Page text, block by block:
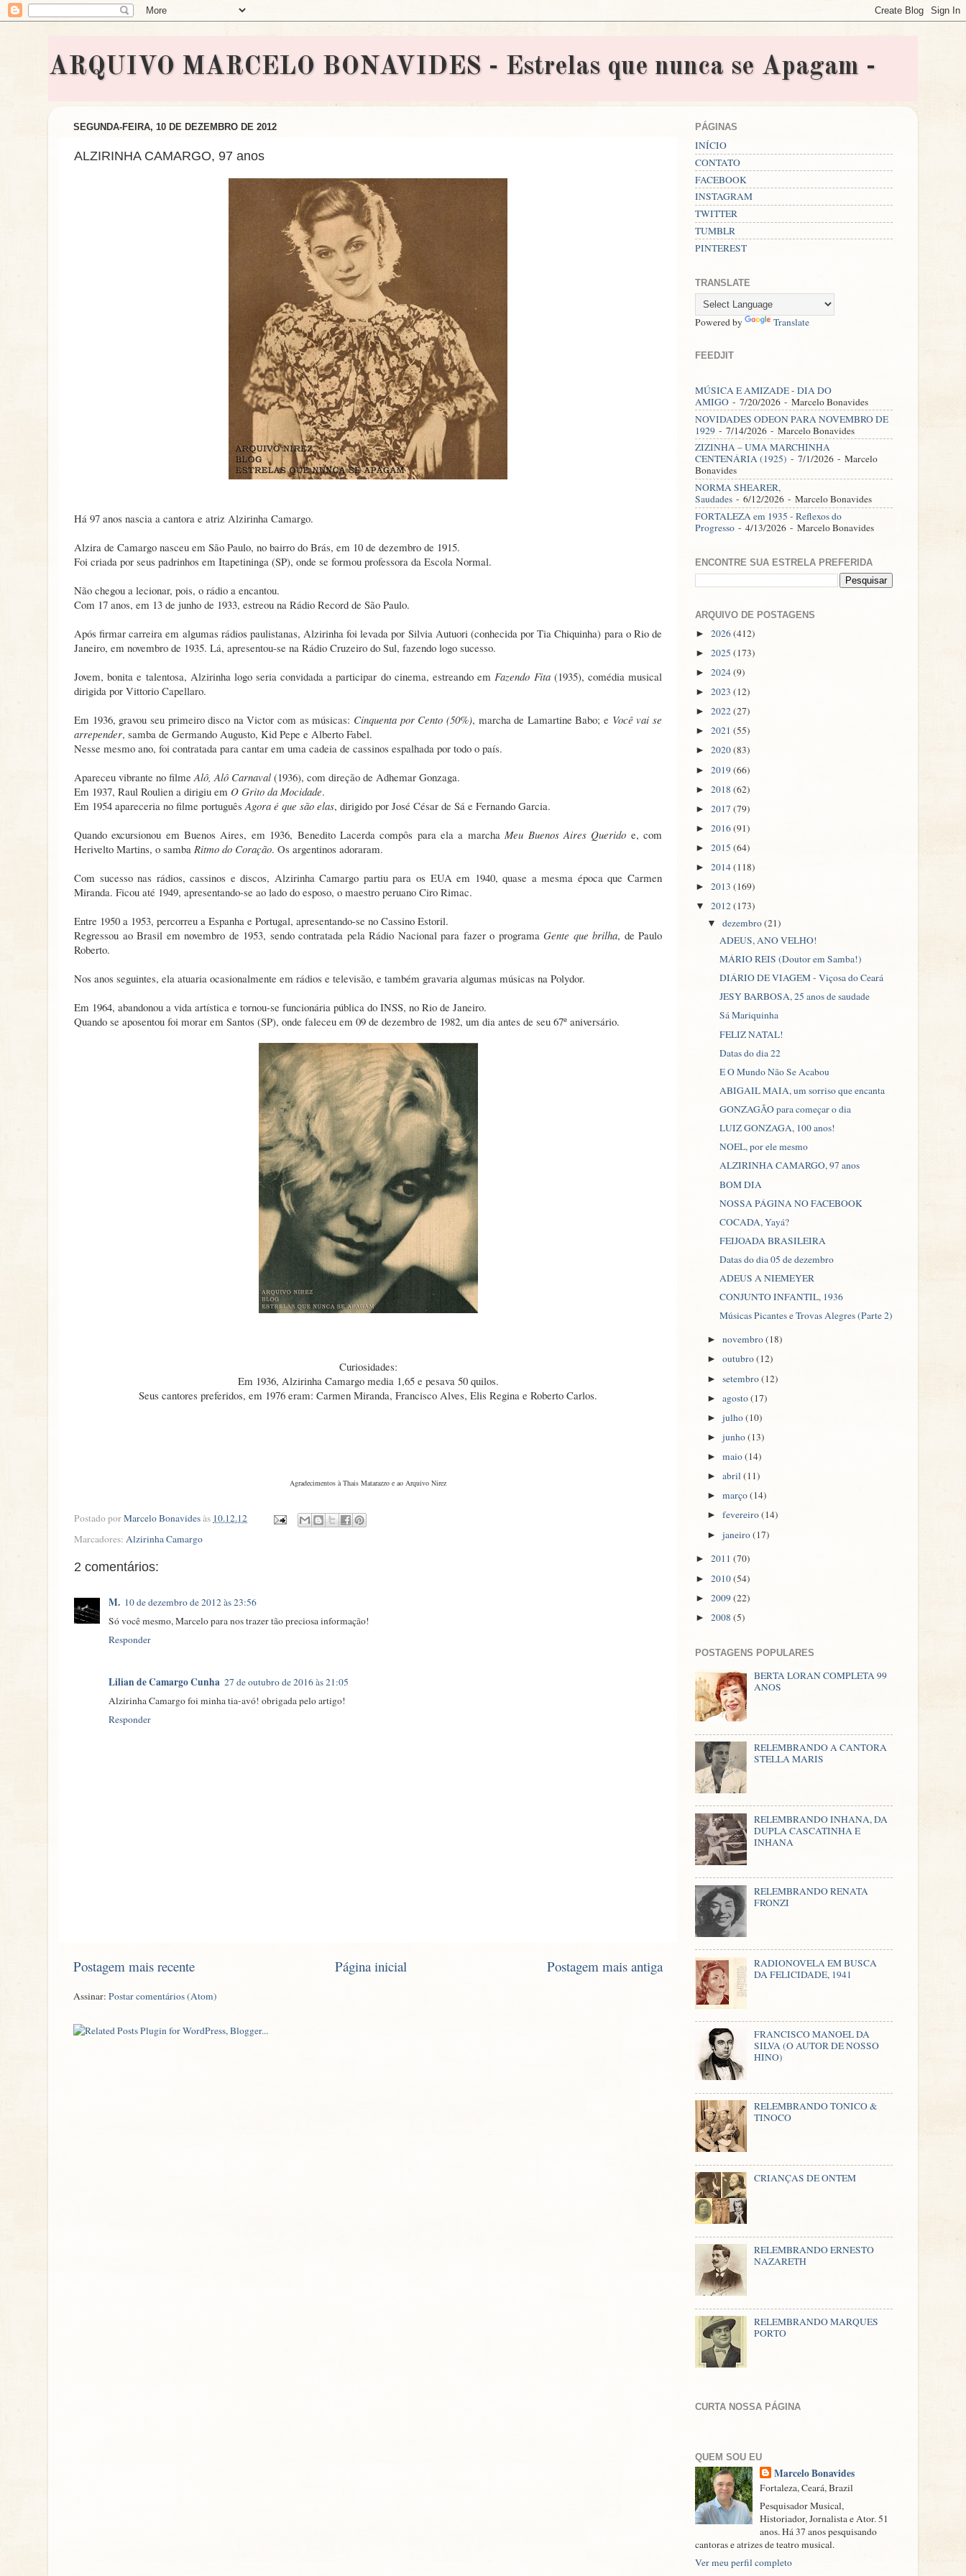
ARQUIVO MARCELO BONAVIDES - Estrelas que nunca se Apagam -
SEGUNDA-FEIRA, 10 DE DEZEMBRO DE 2012
ALZIRINHA CAMARGO, 97 anos
Há 97 anos nascia a cantora e atriz Alzirinha Camargo.
Alzira de Camargo nasceu em São Paulo, no bairro do Brás, em 10 de dezembro de 1915.
Foi criada por seus padrinhos em Itapetininga (SP), onde se formou professora da Escola Normal.
Não chegou a lecionar, pois, o rádio a encantou.
Com 17 anos, em 13 de junho de 1933, estreou na Rádio Record de São Paulo.
Após firmar carreira em algumas rádios paulistanas, Alzirinha foi levada por Silvia Autuori (conhecida por Tia Chiquinha) para o Rio de
Janeiro, em novembro de 1935. Lá, apresentou-se na Rádio Cruzeiro do Sul, fazendo logo sucesso.
Jovem, bonita e talentosa, Alzirinha logo seria convidada a participar do cinema, estreando emFazendo Fita (1935), comédia musical
dirigida por Vittorio Capellaro.
Em 1936, gravou seu primeiro disco na Victor com as músicas: Cinquenta por Cento (50%), marcha de Lamartine Babo; e Você vai se
arrepender, samba de Germando Augusto, Kid Pepe e Alberto Fabel.
Nesse mesmo ano, foi contratada para cantar em uma cadeia de cassinos espalhada por todo o país.
Apareceu vibrante no filmeAlô, Alô Carnaval (1936), com direção de Adhemar Gonzaga.
Em 1937, Raul Roulien a dirigiu em O Grito da Mocidade.
Em 1954 apareceria no filme portuguêsAgora é que são elas, dirigido por José César de Sá e Fernando Garcia.
Quando excursionou em Buenos Aires, em 1936, Benedito Lacerda compôs para ela a marchaMeu Buenos Aires Querido e, com
Herivelto Martins, o samba Ritmo do Coração. Os argentinos adoraram.
Com sucesso nas rádios, cassinos e discos, Alzirinha Camargo partiu para os EUA em 1940, quase a mesma época que Carmen
Miranda. Ficou até 1949, apresentando-se ao lado do esposo, o maestro peruano Ciro Rimac.
Entre 1950 a 1953, percorreu a Espanha e Portugal, apresentando-se no Cassino Estoril.
Regressou ao Brasil em novembro de 1953, sendo contratada pela Rádio Nacional para fazer o programa Gente que brilha, de Paulo
Roberto.
Nos anos seguintes, ela atuaria ocasionalmente em rádios e televisão, e também gravaria algumas músicas na Polydor.
Em 1964, abandonou a vida artística e tornou-se funcionária pública do INSS, no Rio de Janeiro.
Quando se aposentou foi morar em Santos (SP), onde faleceu em 09 de dezembro de 1982, um dia antes de seu 67º aniversário.
Curiosidades:
Em 1936, Alzirinha Camargo media 1,65 e pesava 50 quilos.
Seus cantores preferidos, em 1976 eram: Carmen Miranda, Francisco Alves, Elis Regina e Roberto Carlos.
Agradecimentos à Thais Matarazzo e ao Arquivo Nirez
Postado porMarcelo Bonavidesàs 10.12.12
Marcadores: Alzirinha Camargo
2 comentários:
M. 10 de dezembro de 2012 às 23:56
Só você mesmo, Marcelo para nos trazer tão preciosa informação!
Responder
Lilian de Camargo Cunha 27 de outubro de 2016 às 21:05
Alzirinha Camargo foi minha tia-avó! obrigada pelo artigo!
Responder
Postagem mais recente Postagem mais antiga
Página inicial
Assinar: Postar comentários (Atom)
PÁGINAS
INÍCIO
CONTATO
FACEBOOK
INSTAGRAM
TWITTER
TUMBLR
PINTEREST
TRANSLATE
Powered by Translate
FEEDJIT
MÚSICA E AMIZADE - DIA DO
AMIGO - 7/20/2026 - Marcelo Bonavides
NOVIDADES ODEON PARA NOVEMBRO DE
1929 - 7/14/2026 - Marcelo Bonavides
ZIZINHA – UMA MARCHINHA
CENTENÁRIA (1925) - 7/1/2026 - Marcelo
Bonavides
NORMA SHEARER,
Saudades - 6/12/2026 - Marcelo Bonavides
FORTALEZA em 1935 - Reflexos do
Progresso - 4/13/2026 - Marcelo Bonavides
ENCONTRE SUA ESTRELA PREFERIDA
ARQUIVO DE POSTAGENS
► 2026(412)
► 2025 (173)
► 2024(9)
► 2023 (12)
► 2022(27)
► 2021 (55)
► 2020(83)
► 2019(66)
► 2018 (62)
► 2017 (79)
► 2016(91)
► 2015 (64)
► 2014(118)
► 2013 (169)
▼ 2012(173)
▼dezembro(21)
ADEUS, ANO VELHO!
MÁRIO REIS (Doutor em Samba!)
DIÁRIO DE VIAGEM - Viçosa do Ceará
JESY BARBOSA, 25 anos de saudade
Sá Mariquinha
FELIZ NATAL!
Datas do dia 22
E O Mundo Não Se Acabou
ABIGAIL MAIA, um sorriso que encanta
GONZAGÃO para começar o dia
LUIZ GONZAGA, 100 anos!
NOEL, por ele mesmo
ALZIRINHA CAMARGO, 97 anos
BOM DIA
NOSSA PÁGINA NO FACEBOOK
COCADA, Yayá?
FEIJOADA BRASILEIRA
Datas do dia 05 de dezembro
ADEUS A NIEMEYER
CONJUNTO INFANTIL, 1936
Músicas Picantes e Trovas Alegres (Parte 2)
►novembro(18)
►outubro(12)
►setembro(12)
►agosto(17)
►julho(10)
►junho(13)
►maio(14)
►abril(11)
►março(14)
►fevereiro(14)
►janeiro(17)
► 2011 (70)
► 2010(54)
► 2009(22)
► 2008 (5)
POSTAGENS POPULARES
BERTA LORAN COMPLETA 99
ANOS
RELEMBRANDO A CANTORA
STELLA MARIS
RELEMBRANDO INHANA, DA
DUPLA CASCATINHA E
INHANA
RELEMBRANDO RENATA
FRONZI
RADIONOVELA EM BUSCA
DA FELICIDADE, 1941
FRANCISCO MANOEL DA
SILVA (O AUTOR DE NOSSO
HINO)
RELEMBRANDO TONICO &
TINOCO
CRIANÇAS DE ONTEM
RELEMBRANDO ERNESTO
NAZARETH
RELEMBRANDO MARQUES
PORTO
CURTA NOSSA PÁGINA
QUEM SOU EU
Marcelo Bonavides
Fortaleza, Ceará, Brazil
Pesquisador Musical,
Historiador, Jornalista e Ator. 51
anos. Há 37 anos pesquisando
cantoras e atrizes de teatro musical.
Ver meu perfil completo